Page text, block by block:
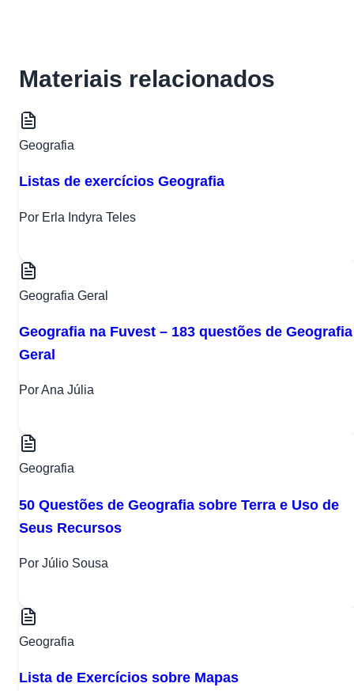
Materiais relacionados
Geografia
Listas de exercícios Geografia
Por Erla Indyra Teles
Geografia Geral
Geografia na Fuvest – 183 questões de Geografia
Geral
Por Ana Júlia
Geografia
50 Questões de Geografia sobre Terra e Uso de
Seus Recursos
Por Júlio Sousa
Geografia
Lista de Exercícios sobre Mapas